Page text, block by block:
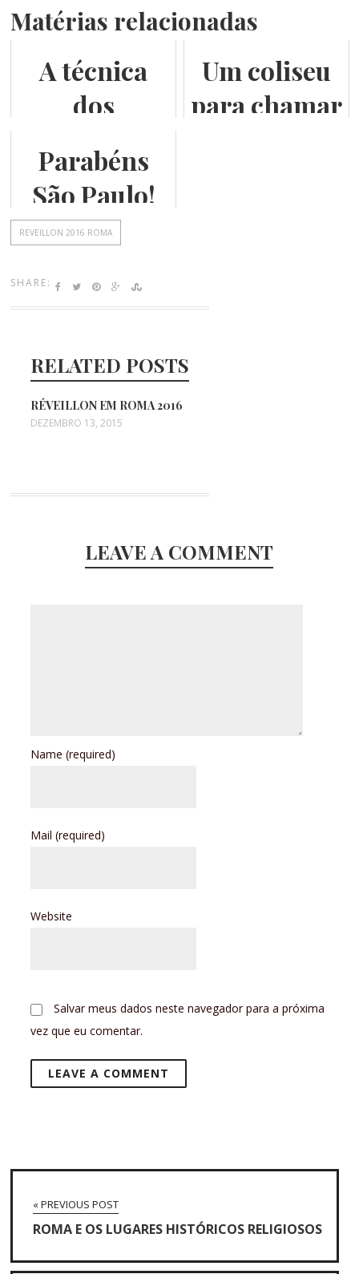
Matérias relacionadas
A técnica
dos
medievais
Um coliseu
para chamar
Parabéns
São Paulo!
REVEILLON 2016 ROMA
SHARE:
RELATED POSTS
RÉVEILLON EM ROMA 2016
DEZEMBRO 13, 2015
LEAVE A COMMENT
Name(required)
Mail(required)
Website
Salvar meus dados neste navegador para a próxima
vez que eu comentar.
« PREVIOUS POST
ROMA E OS LUGARES HISTÓRICOS RELIGIOSOS